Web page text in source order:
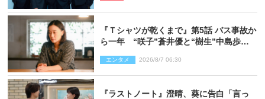
『Ｔシャツが乾くまで』第5話 バス事故か
ら一年 “咲子”蒼井優と“樹生”中島歩は
エンタメ 2026/8/7 06:30
『ラストノート』澄晴、葵に告白「言っ